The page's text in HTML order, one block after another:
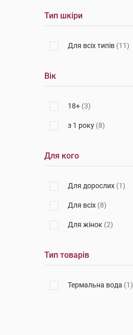
Тип шкіри
Для всіх типів (11)
Вік
18+ (3)
з 1 року (8)
Для кого
Для дорослих (1)
Для всіх (8)
Для жінок (2)
Тип товарів
Термальна вода (1)